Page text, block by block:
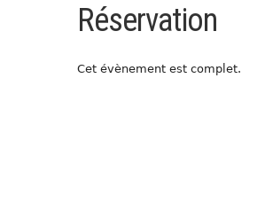
Réservation
Cet évènement est complet.